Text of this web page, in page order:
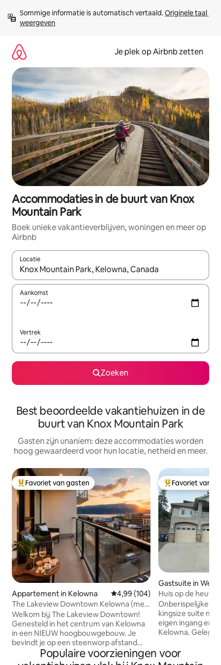
direct
naar
Sommige informatie is automatisch vertaald. Originele taal
weergeven
Je plek op Airbnb zetten
Accommodaties in de buurt van Knox
Mountain Park
Boek unieke vakantieverblijven, woningen en meer op
Airbnb
Locatie
Wanneer er resultaten beschikbaar zijn, maak je een keuze
Aankomst
Vertrek
Zoeken
Best beoordeelde vakantiehuizen in de
buurt van Knox Mountain Park
Gasten zijn unaniem: deze accommodaties worden
hoog gewaardeerd voor hun locatie, netheid en meer.
Topfavoriet van gasten
Favoriet van gasten
Appartement in Kelowna Gemiddelde beoordeling van
4,99 (104)
The Lakeview Downtown Kelowna (met
vergunning)
Welkom bij The Lakeview Downtown!
Genesteld in het centrum van Kelowna
in een NIEUW hoogbouwgebouw. Je
bevindt je op een steenworp afstand
van de populaire Bernard Ave, Okanagan
Lake, Prospera Place, stranden,
Topfavoriet van
Favoriet van
Gastsuite in West
Huis op de heuvel - Onberispelijke
met 1 slaapkamer!
Onberispelijke
kingsize suite
eigen ingang en
Kelowna.
het centrum van
5 minuten rijden
Populaire voorzieningen voor